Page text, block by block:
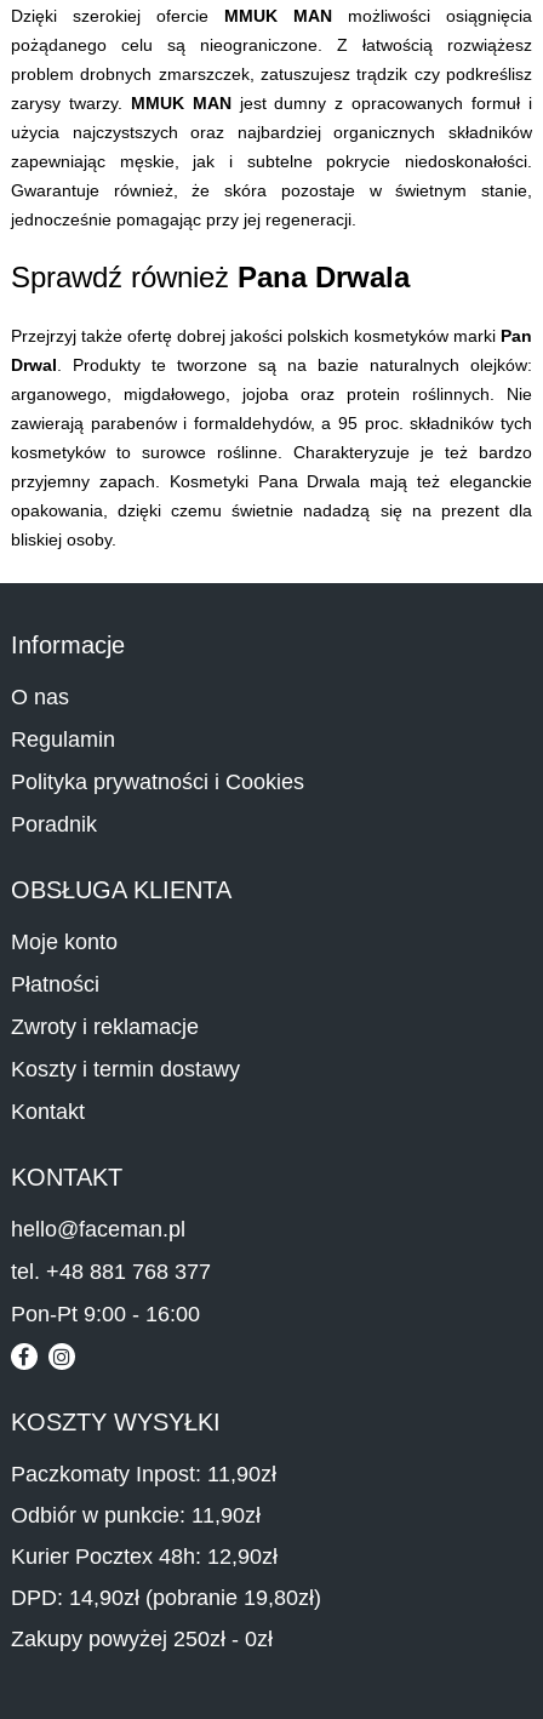
Dzięki szerokiej ofercie MMUK MAN możliwości osiągnięcia
pożądanego celu są nieograniczone. Z łatwością rozwiążesz
problem drobnych zmarszczek, zatuszujesz trądzik czy podkreślisz
zarysy twarzy. MMUK MANjest dumny z opracowanych formuł i
użycia najczystszych oraz najbardziej organicznych składników
zapewniając męskie, jak i subtelne pokrycie niedoskonałości.
Gwarantuje również, że skóra pozostaje w świetnym stanie,
jednocześnie pomagając przy jej regeneracji.
Sprawdź również Pana Drwala
Przejrzyj także ofertę dobrej jakości polskich kosmetyków marki Pan
Drwal . Produkty te tworzone są na bazie naturalnych olejków:
arganowego, migdałowego, jojoba oraz protein roślinnych. Nie
zawierają parabenów i formaldehydów, a 95 proc. składników tych
kosmetyków to surowce roślinne. Charakteryzuje je też bardzo
przyjemny zapach. Kosmetyki Pana Drwala mają też eleganckie
opakowania, dzięki czemu świetnie nadadzą się na prezent dla
bliskiej osoby.
Informacje
O nas
Regulamin
Polityka prywatności i Cookies
Poradnik
OBSŁUGA KLIENTA
Moje konto
Płatności
Zwroty i reklamacje
Koszty i termin dostawy
Kontakt
KONTAKT
hello@faceman.pl
tel. +48 881 768 377
Pon-Pt 9:00 - 16:00
KOSZTY WYSYŁKI
Paczkomaty Inpost: 11,90zł
Odbiór w punkcie: 11,90zł
Kurier Pocztex 48h: 12,90zł
DPD: 14,90zł (pobranie 19,80zł)
Zakupy powyżej 250zł - 0zł